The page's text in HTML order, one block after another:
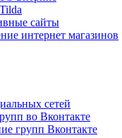
сайты
интернет магазинов
сетей
во Вконтакте
групп Вконтакте